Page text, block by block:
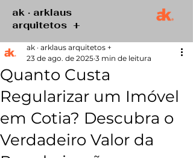
ak · arklaus
arquitetos +
Quanto Custa
Regularizar um Imóvel
em Cotia? Descubra o
Verdadeiro Valor da
ak · arklaus arquitetos +
23 de ago. de 2025 3 min de leitura